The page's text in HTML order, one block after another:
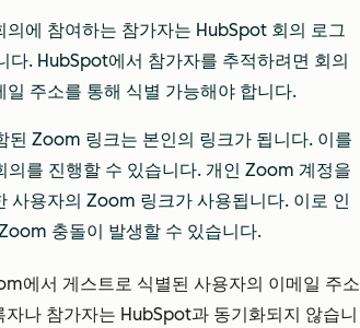
에 참여하는 참가자는 HubSpot 회의 로그
다. HubSpot에서 참가자를 추적하려면 회의
주소를 통해 식별 가능해야 합니다.
된 Zoom 링크는 본인의 링크가 됩니다. 이를
를 진행할 수 있습니다. 개인 Zoom 계정을
사용자의 Zoom 링크가 사용됩니다. 이로 인
충돌이 발생할 수 있습니다.
에서 게스트로 식별된 사용자의 이메일 주소
나 참가자는 HubSpot과 동기화되지 않습니